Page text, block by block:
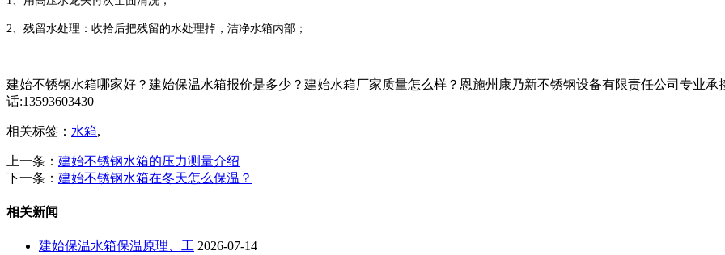
2、残留水处理：收拾后把残留的水处理掉，洁净水箱内部；
建始不锈钢水箱哪家好？建始保温水箱报价是多少？建始水箱厂家质量怎么样？恩施州康乃新不锈钢设备有限责任公司专业
话:13593603430
相关标签： 水箱,
上一条： 建始不锈钢水箱的压力测量介绍
下一条： 建始不锈钢水箱在冬天怎么保温？
相关新闻
建始保温水箱保温原理、工 2026-07-14